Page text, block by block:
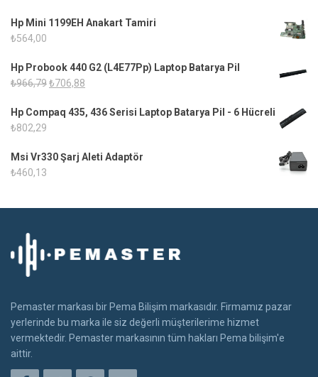
Hp Mini 1199EH Anakart Tamiri
₺564,00
Hp Probook 440 G2 (L4E77Pp) Laptop Batarya Pil
₺966,79Orijinal
₺966,79.
₺706,88
fiyat:
Hp Compaq 435, 436 Serisi Laptop Batarya Pil - 6 Hücreli
₺802,29
Msi Vr330 Şarj Aleti Adaptör
₺460,13
Pemaster markası bir Pema Bilişim markasıdır. Firmamız pazar
yerlerinde bu marka ile siz değerli müşterilerime hizmet
vermektedir. Pemaster markasının tüm hakları Pema bilişim'e
aittir.